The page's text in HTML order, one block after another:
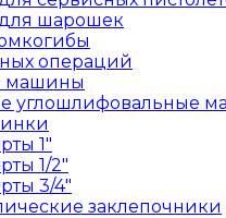
шарошек
операций
машины
углошлифовальные
1"
1/2"
3/4"
заклепочники